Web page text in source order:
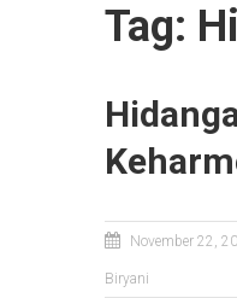
Tag:
November 22,
Biryani